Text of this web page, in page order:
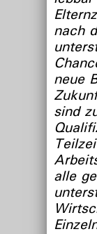
nach
neue
sind
alle